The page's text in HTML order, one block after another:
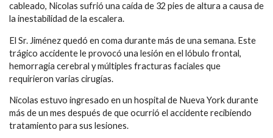
cableado, Nicolas sufrió una caída de 32 pies de altura a causa de
la inestabilidad de la escalera.
El Sr. Jiménez quedó en coma durante más de una semana. Este
trágico accidente le provocó una lesión en el lóbulo frontal,
hemorragia cerebral y múltiples fracturas faciales que
requirieron varias cirugías.
Nicolas estuvo ingresado en un hospital de Nueva York durante
más de un mes después de que ocurrió el accidente recibiendo
tratamiento para sus lesiones.